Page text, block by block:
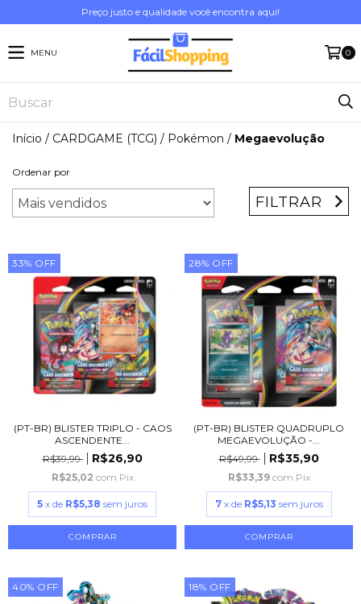
Preço justo e qualidade você encontra aqui!
MENU 0
Início / CARDGAME (TCG) / Pokémon / Megaevolução
Ordenar por
FILTRAR
33% OFF
(PT-BR) BLISTER TRIPLO - CAOS
ASCENDENTE...
R$39,99
R$26,90
R$25,02 com Pix
5 x de R$5,38 sem juros
28% OFF
(PT-BR) BLISTER QUADRUPLO
MEGAEVOLUÇÃO -...
R$49,99
R$35,90
R$33,39 com Pix
7 x de R$5,13 sem juros
40% OFF 18% OFF